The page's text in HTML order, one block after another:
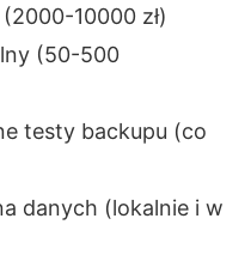
10000 zł)
(50-500
testy backupu (co
danych (lokalnie i w